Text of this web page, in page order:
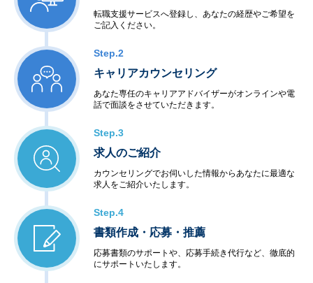
転職支援サービスへ登録し、あなたの経歴やご希望を
ご記入ください。
Step.2
キャリアカウンセリング
あなた専任のキャリアアドバイザーがオンラインや電
話で面談をさせていただきます。
Step.3
求人のご紹介
カウンセリングでお伺いした情報からあなたに最適な
求人をご紹介いたします。
Step.4
書類作成・応募・推薦
応募書類のサポートや、応募手続き代行など、徹底的
にサポートいたします。